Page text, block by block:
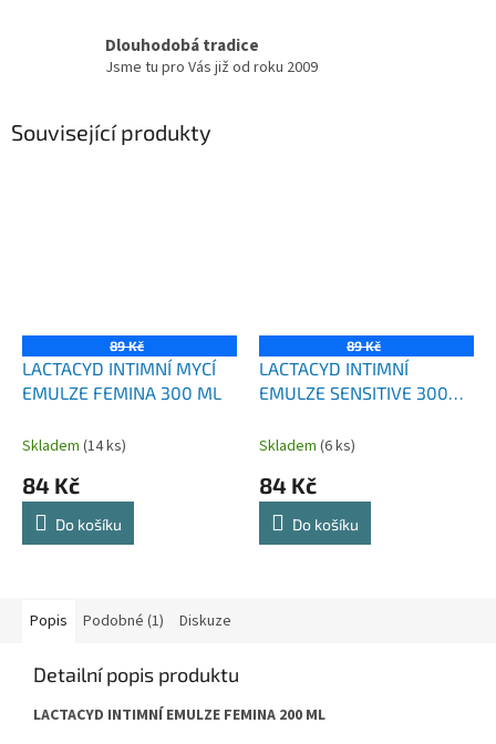
Dlouhodobá tradice
Jsme tu pro Vás již od roku 2009
Související produkty
89 Kč
LACTACYD INTIMNÍ MYCÍ
EMULZE FEMINA 300 ML
Skladem (14 ks)
84 Kč
Do košíku
89 Kč
LACTACYD INTIMNÍ
EMULZE SENSITIVE 300
Skladem (6 ks)
84 Kč
Do košíku
Popis Podobné (1) Diskuze
Detailní popis produktu
LACTACYD INTIMNÍ EMULZE FEMINA 200 ML